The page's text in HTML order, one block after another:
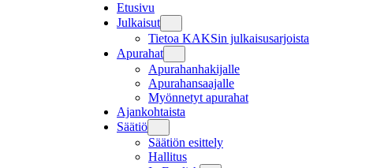
Etusivu
Julkaisut
Tietoa KAKSin julkaisusarjoista
Apurahat
Apurahanhakijalle
Apurahansaajalle
Myönnetyt apurahat
Ajankohtaista
Säätiö
Säätiön esittely
Hallitus